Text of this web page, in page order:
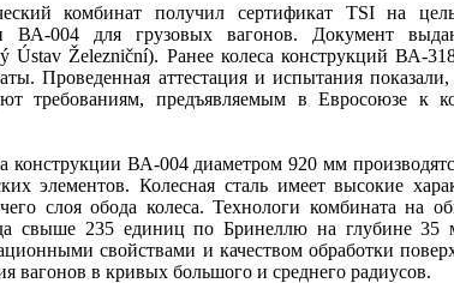
комбинат получил сертификат TSI на
ВА-004 для грузовых вагонов. Документ
Ústav Železniční). Ранее колеса конструкций ВА-
Проведенная аттестация и испытания показали,
требованиям, предъявляемым в Евросоюзе к
конструкции ВА-004 диаметром 920 мм
элементов. Колесная сталь имеет высокие
слоя обода колеса. Технологи комбината на
свыше 235 единиц по Бринеллю на глубине 35
свойствами и качеством обработки
вагонов в кривых большого и среднего радиусов.